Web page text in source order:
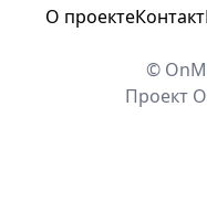
О проектеКонтакт
©
Проект